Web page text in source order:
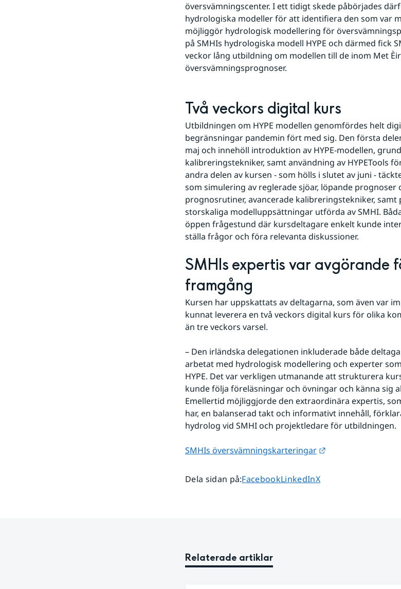
översvämningscenter. I ett tidigt skede påbörjades
hydrologiska modeller för att identifiera den som var
möjliggör hydrologisk modellering för
på SMHIs hydrologiska modell HYPE och därmed fick
veckor lång utbildning om modellen till de inom Met
översvämningsprognoser.
Två veckors digital kurs
Utbildningen om HYPE modellen genomfördes helt
begränsningar pandemin fört med sig. Den första
maj och innehöll introduktion av HYPE-modellen,
kalibreringstekniker, samt användning av HYPETools
andra delen av kursen - som hölls i slutet av juni -
som simulering av reglerade sjöar, löpande prognoser
prognosrutiner, avancerade kalibreringstekniker, samt
storskaliga modelluppsättningar utförda av SMHI.
öppen frågestund där kursdeltagare enkelt kunde
ställa frågor och föra relevanta diskussioner.
SMHIs expertis var avgörande
framgång
Kursen har uppskattats av deltagarna, som även var
kunnat leverera en två veckors digital kurs för olika
än tre veckors varsel.
– Den irländska delegationen inkluderade både
arbetat med hydrologisk modellering och experter
HYPE. Det var verkligen utmanande att strukturera
kunde följa föreläsningar och övningar och känna sig
Emellertid möjliggjorde den extraordinära expertis,
har, en balanserad takt och informativt innehåll,
hydrolog vid SMHI och projektledare för utbildningen.
SMHIs översvämningskarteringar Länk till annan
Dela sidan på:Dela sidan på
FacebookDela sidan på
LinkedInDela sidan på
X
Relaterade artiklar